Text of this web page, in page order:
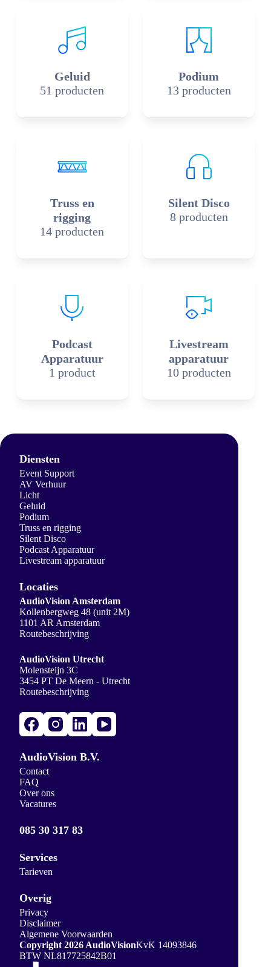
Geluid
51 producten
Podium
13 producten
Truss en
rigging
14 producten
Silent Disco
8 producten
Podcast
Apparatuur
1 product
Livestream
apparatuur
10 producten
Diensten
Event Support
AV Verhuur
Licht
Geluid
Podium
Truss en rigging
Silent Disco
Podcast Apparatuur
Livestream apparatuur
Locaties
AudioVision Amsterdam
Kollenbergweg 48 (unit 2M)
1101 AR Amsterdam
Routebeschrijving
AudioVision Utrecht
Molensteijn 3C
3454 PT De Meern - Utrecht
Routebeschrijving
AudioVision B.V.
Contact
FAQ
Over ons
Vacatures
085 30 317 83
Services
Tarieven
Overig
Privacy
Disclaimer
Algemene Voorwaarden
Copyright 2026 AudioVisionKvK 14093846
BTW NL817725842B01